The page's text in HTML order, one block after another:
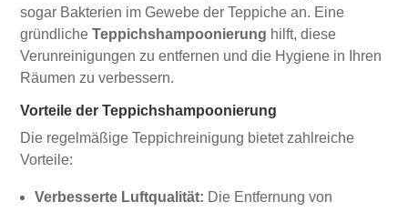
sogar Bakterien im Gewebe der Teppiche an. Eine
gründlicheTeppichshampoonierung hilft, diese
Verunreinigungen zu entfernen und die Hygiene in Ihren
Räumen zu verbessern.
Vorteile der Teppichshampoonierung
Die regelmäßige Teppichreinigung bietet zahlreiche
Vorteile:
Verbesserte Luftqualität: Die Entfernung von